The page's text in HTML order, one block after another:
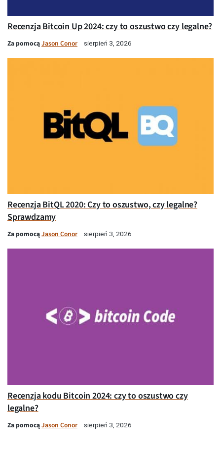
Recenzja Bitcoin Up 2024: czy to oszustwo czy legalne?
Za pomocąJason Conor sierpień 3, 2026
Recenzja BitQL 2020: Czy to oszustwo, czy legalne?
Sprawdzamy
Za pomocąJason Conor sierpień 3, 2026
Recenzja kodu Bitcoin 2024: czy to oszustwo czy
legalne?
Za pomocąJason Conor sierpień 3, 2026